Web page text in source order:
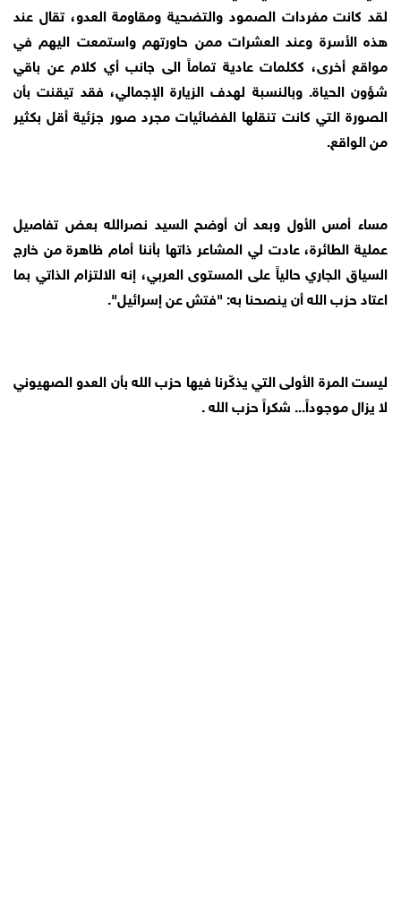
لقد كانت مفردات الصمود والتضحية ومقاومة العدو، تقال عند
هذه الأسرة وعند العشرات ممن حاورتهم واستمعت اليهم في
مواقع أخرى، ككلمات عادية تماماً الى جانب أي كلام عن باقي
شؤون الحياة. وبالنسبة لهدف الزيارة الإجمالي، فقد تيقنت بأن
الصورة التي كانت تنقلها الفضائيات مجرد صور جزئية أقل بكثير
من الواقع.
مساء أمس الأول وبعد أن أوضح السيد نصرالله بعض تفاصيل
عملية الطائرة، عادت لي المشاعر ذاتها بأننا أمام ظاهرة من خارج
السياق الجاري حالياً على المستوى العربي، إنه الالتزام الذاتي بما
اعتاد حزب الله أن ينصحنا به: "فتش عن إسرائيل".
ليست المرة الأولى التي يذكّرنا فيها حزب الله بأن العدو الصهيوني
لا يزال موجوداً... شكراً حزب الله .